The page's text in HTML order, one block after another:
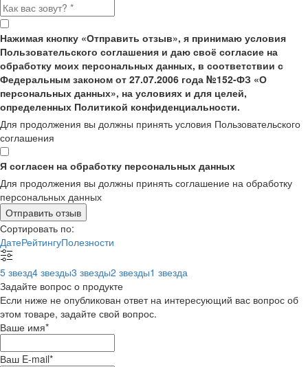
Нажимая кнопку «Отправить отзыв», я принимаю условия
Пользовательского соглашения и даю своё согласие на
обработку моих персональных данных, в соответствии с
Федеральным законом от 27.07.2006 года №152-ФЗ «О
персональных данных», на условиях и для целей,
определенных Политикой конфиденциальности.
Для продолжения вы должны принять условия Пользовательского
соглашения
Я согласен на обработку персональных данных
Для продолжения вы должны принять соглашение на обработку
персональных данных
Отправить отзыв
Сортировать по:
ДатеРейтингуПолезности
5 звезд4 звезды3 звезды2 звезды1 звезда
Задайте вопрос о продукте
Если ниже не опубликован ответ на интересующий вас вопрос об
этом товаре, задайте свой вопрос.
Ваше имя*
Ваш E-mail*